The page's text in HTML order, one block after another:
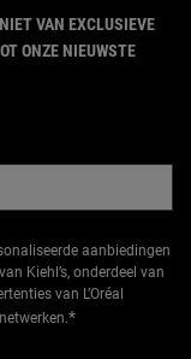
VAN EXCLUSIEVE
ONZE NIEUWSTE
aanbiedingen
Kiehl’s, onderdeel van
van L’Oréal
*